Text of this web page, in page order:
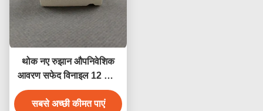
थोक नए रुझान औपनिवेशिक
आवरण सफेद विनाइल 12 फीट
पीवीसी झालर बोर्ड पीवीसी
बेसबोर्ड सजावटी सामग्री
सबसे अच्छी कीमत पाएं